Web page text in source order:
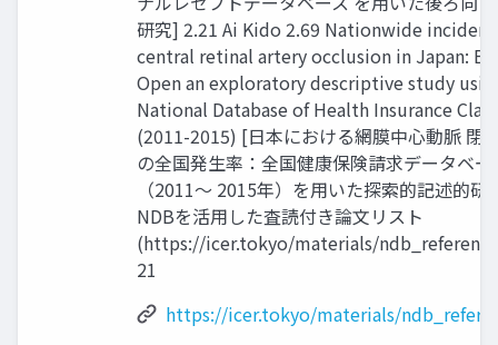
研究] 2.21 Ai Kido 2.69 Nationwide
central retinal artery occlusion in Japan:
Open an exploratory descriptive study
National Database of Health Insurance
(2011-2015) [日本における網膜中心動脈 閉
の全国発生率：全国健康保険請求データベー
（2011～ 2015年）を用いた探索的記述的研
NDBを活用した査読付き論文リスト
(https://icer.tokyo/materials/
21
https://icer.tokyo/materials/